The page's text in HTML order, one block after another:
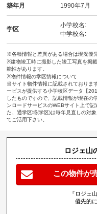
築年月 1990年7月
学区
小学校名:
中学校名:
※各種情報と差異がある場合は現況優
※建物竣工時に撮影した竣工写真を掲
能性があります。
※物件情報の学区情報について
当サイト物件情報に記載されておりま
ービスが提供する小学校区データ【
したものですので、記載情報が現在の
ンロードサービスのWEBサイト上で
た、通学区域(学区)は毎年見直しの対
てご活用下さい。
ロジェ山
この物件が
『ロジェ
優先的